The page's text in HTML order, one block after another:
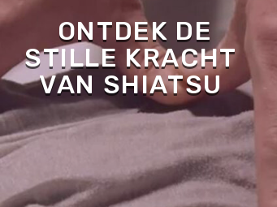
ONTDEK DE
STILLE KRACHT
VAN SHIATSU